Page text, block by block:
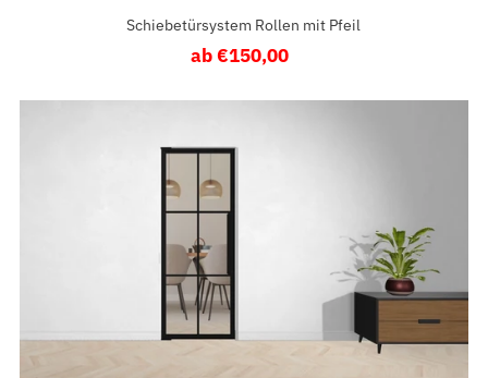
Schiebetürsystem Rollen mit Pfeil
Regulärer
ab €150,00